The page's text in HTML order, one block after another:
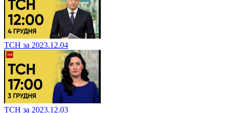
ТСН за 2023.12.04
ТСН за 2023.12.03